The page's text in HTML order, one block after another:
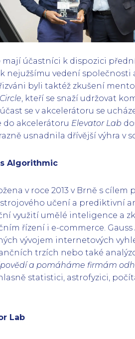
mají účastníci k dispozici
nejužšímu vedení
byli taktéž zkušení
, kteří se snaží udržovat
se v akcelerátoru se
do akcelerátoru Elevator Lab
usnadnila dřívější výhra v
Algorithmic
v roce 2013 v Brně s
strojového učení a prediktivní
využití umělé inteligence a
řízení i e-commerce.
vývojem internetových
trzích nebo také
a pomáháme firmám
statistici, astrofyzici,
Lab